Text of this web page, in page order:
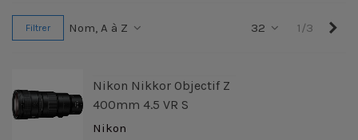
Filtrer Nom, A à Z 32 1/3
Nikon Nikkor Objectif Z
400mm 4.5 VR S
Nikon